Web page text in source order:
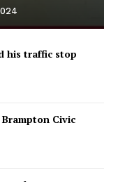
his traffic stop
Civic